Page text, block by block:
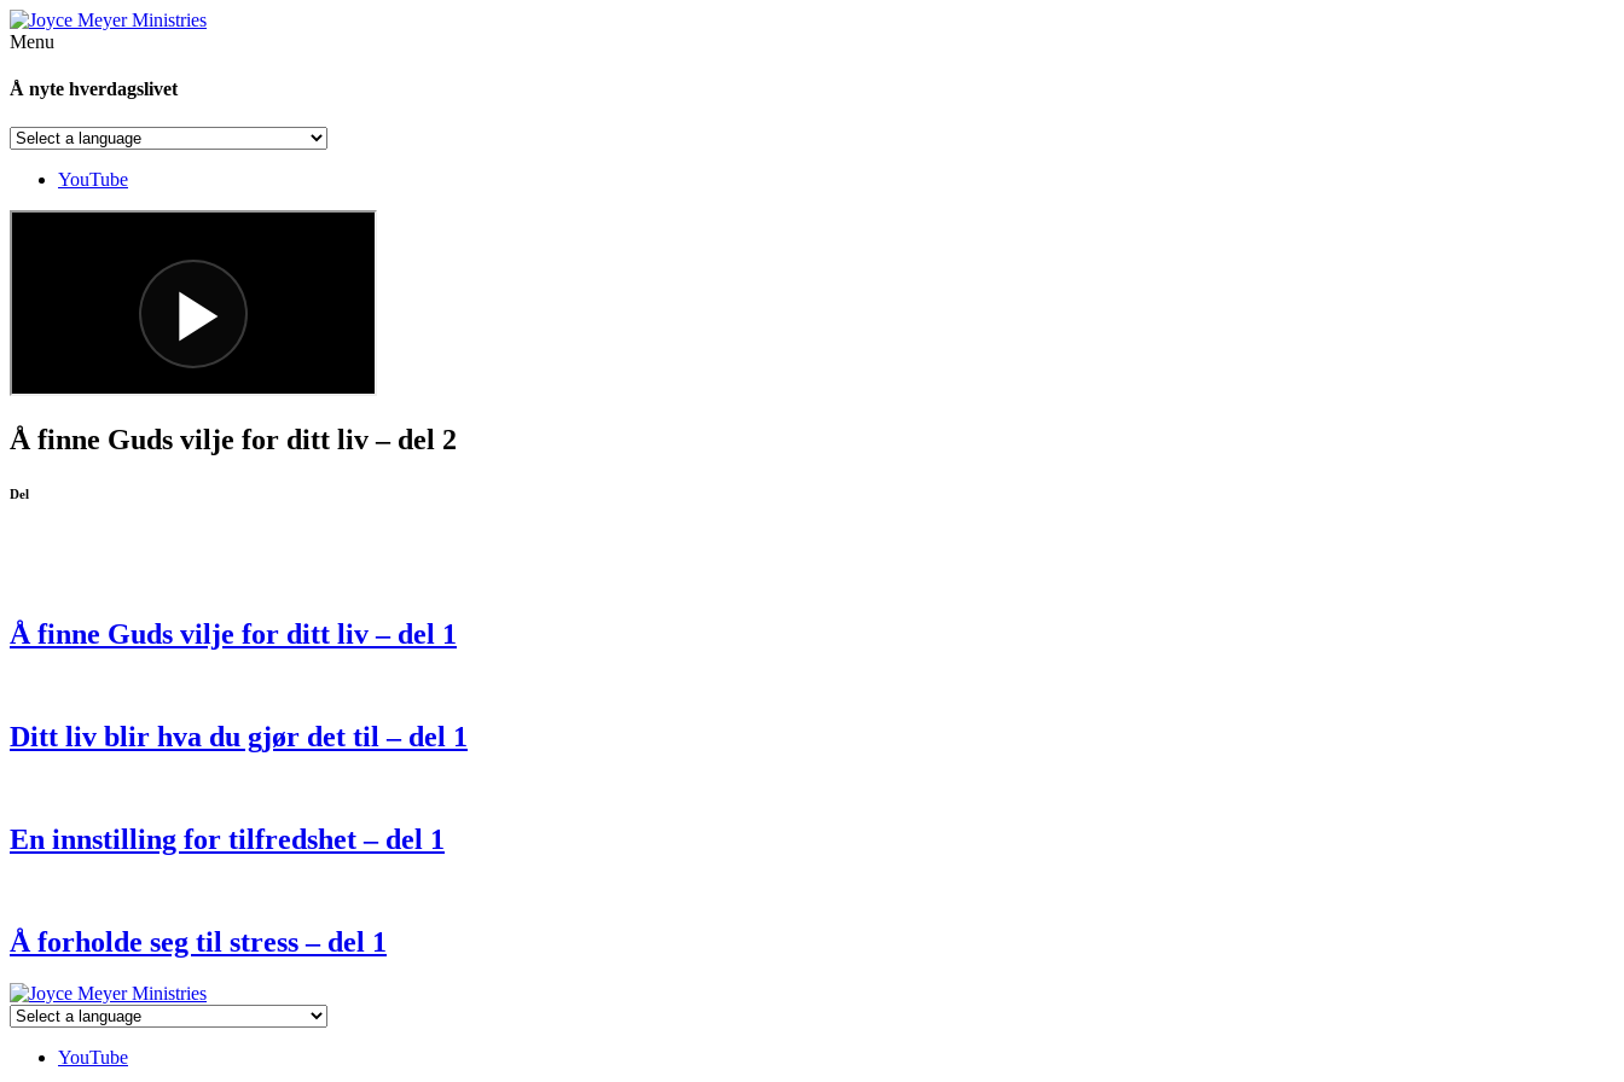
Menu
Å nyte hverdagslivet
YouTube
Å finne Guds vilje for ditt liv – del 2
Del
Å finne Guds vilje for ditt liv – del 1
Ditt liv blir hva du gjør det til – del 1
En innstilling for tilfredshet – del 1
Å forholde seg til stress – del 1
YouTube